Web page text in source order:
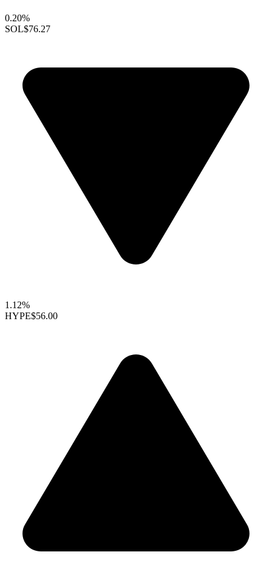
0.20%
SOL$76.27
1.12%
HYPE$56.00